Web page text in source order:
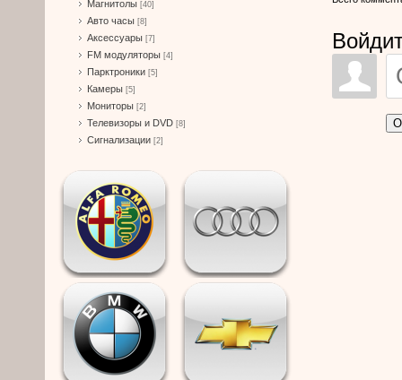
Магнитолы [40]
Авто часы [8]
Аксессуары [7]
FM модуляторы [4]
Парктроники [5]
Камеры [5]
Мониторы [2]
Телевизоры и DVD [8]
Сигнализации [2]